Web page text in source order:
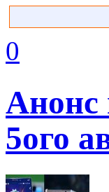
0
Анонс
5ого